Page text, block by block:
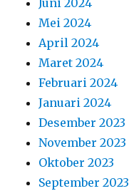
Juni 2024
Mei 2024
April 2024
Maret 2024
Februari 2024
Januari 2024
Desember 2023
November 2023
Oktober 2023
September 2023